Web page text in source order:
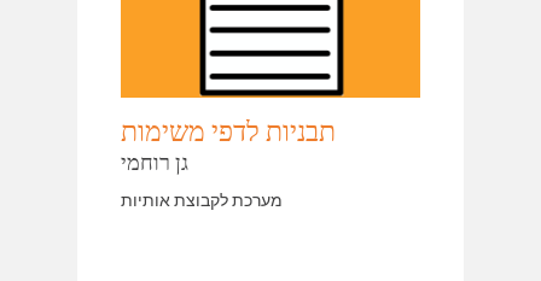
תבניות לדפי משימות
גן רוחמי
מערכת לקבוצת אותיות